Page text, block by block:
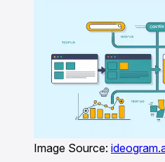
Image Source: